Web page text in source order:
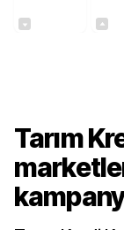
Tarım